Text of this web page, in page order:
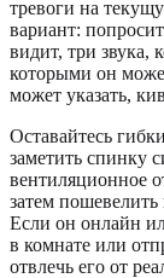
тревоги на
вариант:
видит, три звука,
которыми он
может указать,
Оставайтесь
заметить спинку
вентиляционное
затем
Если он онлайн
в комнате или
отвлечь его от